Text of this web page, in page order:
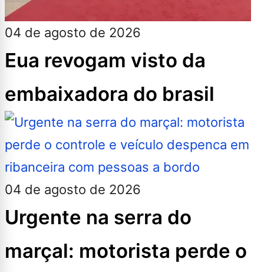
04 de agosto de 2026
Eua revogam visto da
embaixadora do brasil
04 de agosto de 2026
Urgente na serra do
marçal: motorista perde o